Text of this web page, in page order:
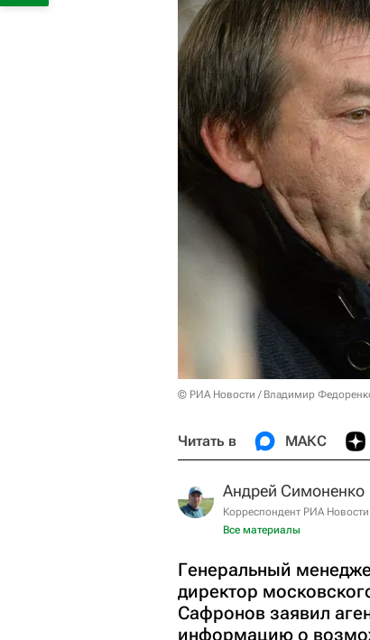
© РИА Новости / Владимир
Читать в МАКС
Андрей Симоненко
Корреспондент РИА
Все материалы
Генеральный
директор
Сафронов заявил
информацию о